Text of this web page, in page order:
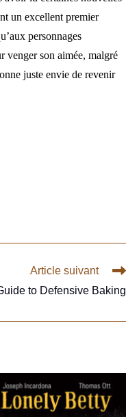
un excellent premier
personnages
venger son aimée, malgré
juste envie de revenir
Article suivant
to Defensive Baking